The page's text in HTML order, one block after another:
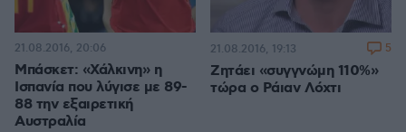
Μπάσκετ: «Χάλκινη» η
Ισπανία που λύγισε με 89-
88 την εξαιρετική
Αυστραλία
21.08.2016, 20:06
Ζητάει «συγγνώμη 110%»
τώρα ο Ράιαν Λόχτι
21.08.2016, 19:13 5